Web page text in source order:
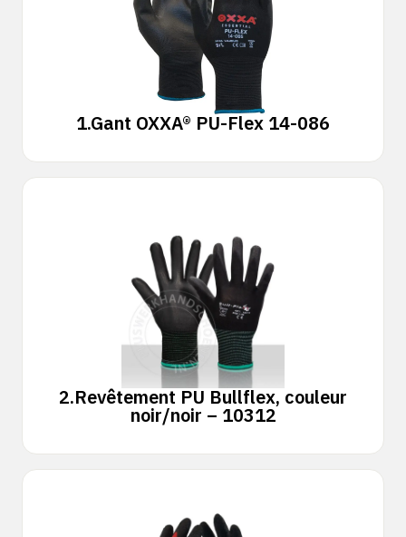
1.Gant OXXA® PU-Flex 14-086
2.Revêtement PU Bullflex, couleur
noir/noir – 10312